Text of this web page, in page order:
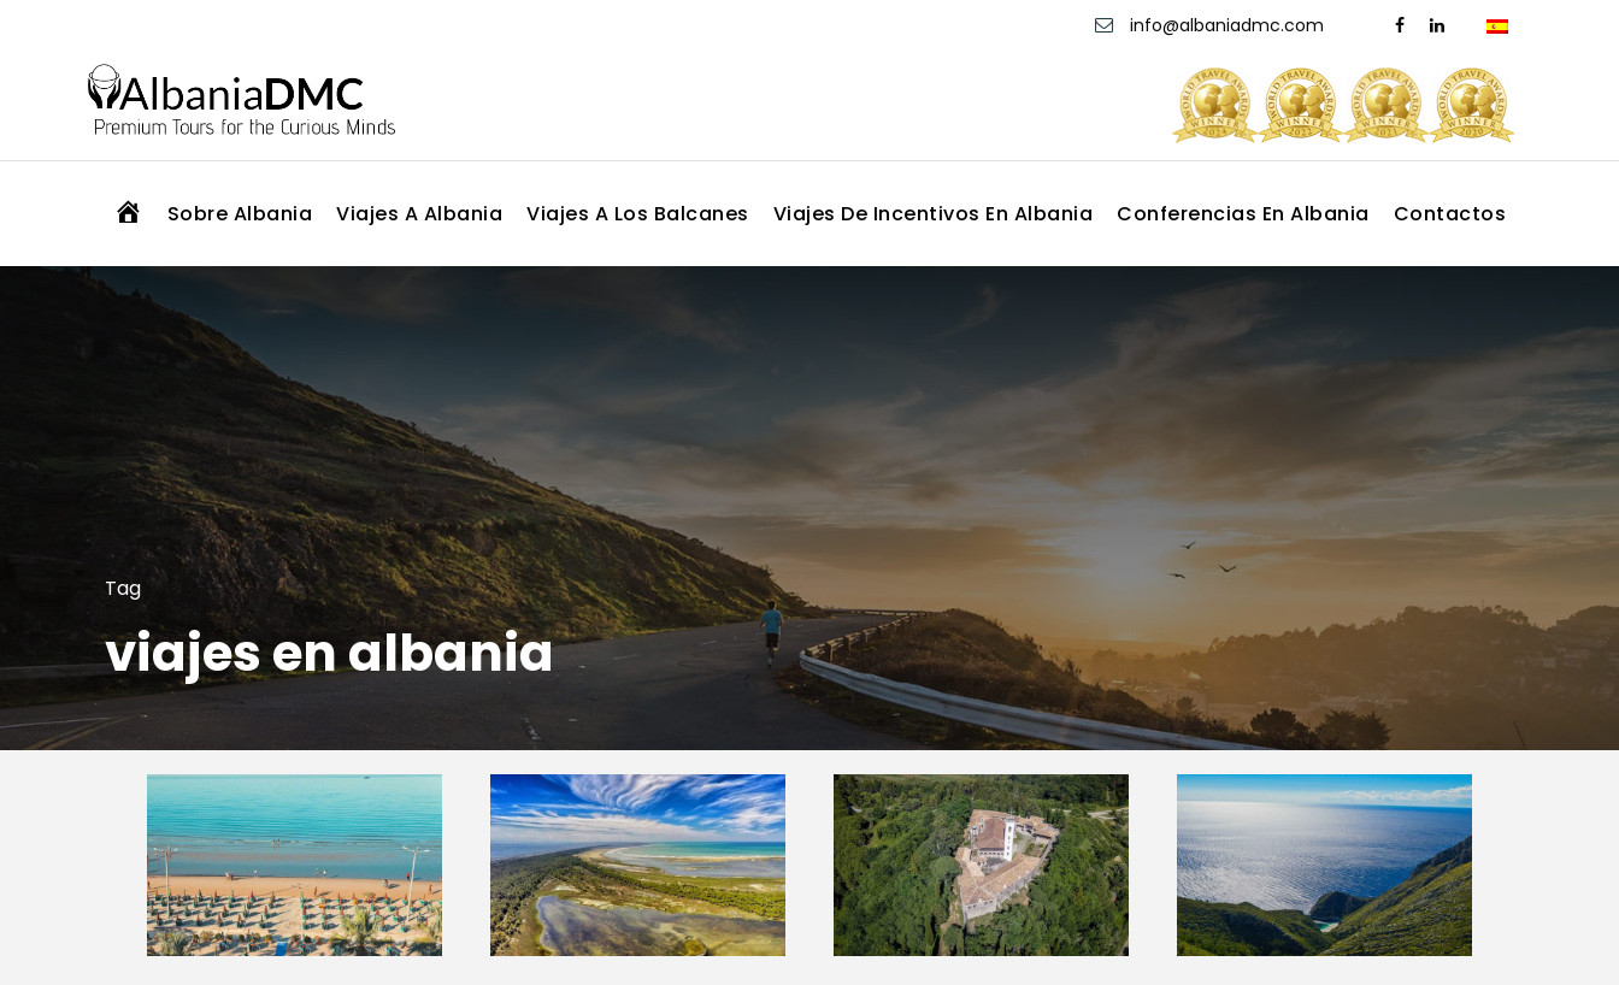
info@albaniadmc.com
E
Sobre Albania Viajes A Albania Viajes A Los Balcanes Viajes De Incentivos En Albania Conferencias En Albania Contactos
Tag
viajes en albania